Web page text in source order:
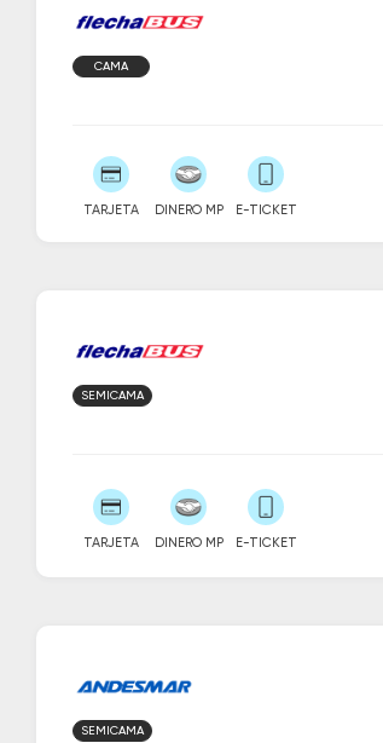
CAMA
TARJETA DINERO MP E-TICKET
SEMICAMA
TARJETA DINERO MP E-TICKET
SEMICAMA